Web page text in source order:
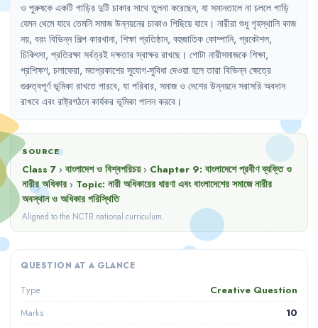
ও পুরুষকে একটি গাড়ির দুটি চাকার সাথে তুলনা করেছেন, যা সমানতালে না চললে গাড়ি
যেমন থেমে যাবে তেমনি সমাজ উন্নয়নের চাকাও পিছিয়ে যাবে । নারীরা শুধু গৃহস্থালি কাজ
নয়, বরং বিভিন্ন শিল্প কারখানা, শিক্ষা প্রতিষ্ঠান, বহুজাতিক কোম্পানি, প্রকৌশল,
চিকিৎসা, প্রতিরক্ষা সর্বত্রই দক্ষতার স্বাক্ষর রাখছে । গোটা নারীসমাজকে শিক্ষা,
প্রশিক্ষণ, চলাফেরা, মতপ্রকাশের সুযোগ-সুবিধা দেওয়া হলে তারা বিভিন্ন ক্ষেত্রে
গুরুত্বপূর্ণ ভূমিকা রাখতে পারবে, যা পরিবার, সমাজ ও দেশের উন্নয়নে সরাসরি অবদান
রাখবে এবং রাষ্ট্রগঠনে কার্যকর ভূমিকা পালন করবে ।
SOURCE
Class 7 › বাংলাদেশ ও বিশ্বপরিচয় › Chapter 9: বাংলাদেশে প্রবীণ ব্যক্তি ও
নারীর অধিকার › Topic: নারী অধিকারের ধারণা এবং বাংলাদেশের সমাজে নারীর
অবস্থান ও অধিকার পরিস্থিতি
Aligned to the NCTB national curriculum.
QUESTION AT A GLANCE
Type Creative Question
Marks 10